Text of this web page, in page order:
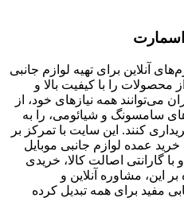
اسمارت
آنلاین برای تهیه لوازم جانبی
را با کیفیت بالا و
می‌توانند همه نیازهای خود، از
سامسونگ و شیائومی، را به
کنند. این سایت با تمرکز بر
عمده لوازم جانبی موبایل
گارانتی اصالت کالا، خریدی
این، مشاوره آنلاین و
مفید برای همه تبدیل کرده